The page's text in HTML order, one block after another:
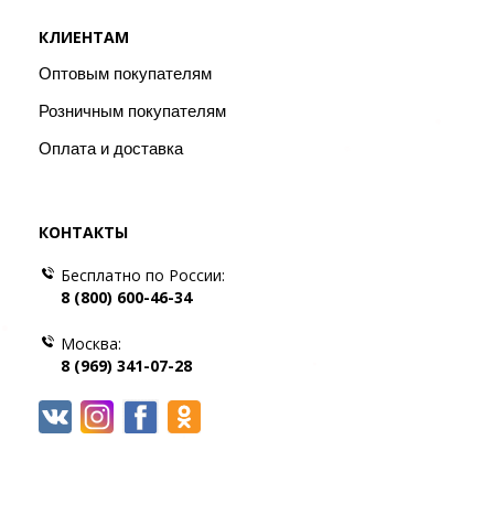
КЛИЕНТАМ
Оптовым покупателям
Розничным покупателям
Оплата и доставка
КОНТАКТЫ
Бесплатно по России:
8 (800) 600-46-34
Москва:
8 (969) 341-07-28